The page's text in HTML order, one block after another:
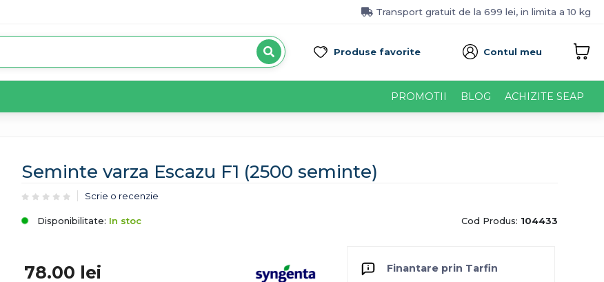
Transport gratuit de la 699 lei, in limita a 10 kg
Produse favorite Contul meu
PROMOTII BLOG ACHIZITE SEAP
Seminte varza Escazu F1 (2500 seminte)
Scrie o recenzie
Disponibilitate: In stoc Cod Produs: 104433
78.00 lei Finantare prin Tarfin